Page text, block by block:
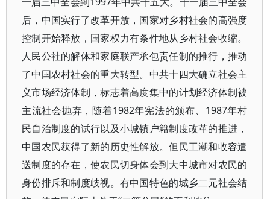
后，中国实行了改革开放，国家对乡村社会的高强度
控制开始释放，国家权力有条件地从乡村社会收缩。
人民公社的解体和家庭联产承包责任制的推行，推动
了中国农村社会的重大转型。中共十四大确立社会主
义市场经济体制，标志着高度集中的计划经济体制被
主流社会抛弃，随着1982年宪法的颁布、1987年村
民自治制度的试行以及小城镇户籍制度改革的推进，
中国农民获得了新的历史性解放。但民工潮和收容遣
送制度的存在，使农民切身体会到大中城市对农民的
身份排斥和制度歧视。有中国特色的城乡二元社会结